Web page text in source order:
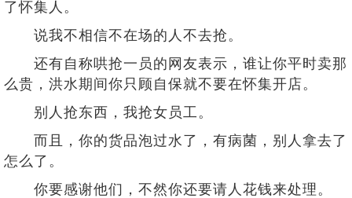
了怀集人。
说我不相信不在场的人不去抢。
还有自称哄抢一员的网友表示，谁让你平时卖那
么贵，洪水期间你只顾自保就不要在怀集开店。
别人抢东西，我抢女员工。
而且，你的货品泡过水了，有病菌，别人拿去了
怎么了。
你要感谢他们，不然你还要请人花钱来处理。